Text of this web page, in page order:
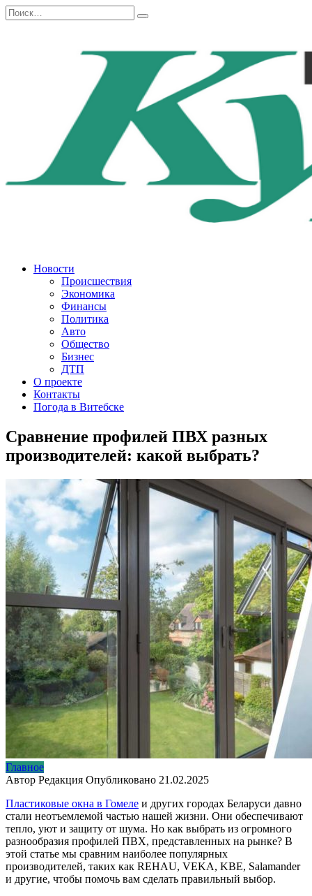
Перейти
к
Search
for:
Новости
Происшествия
Экономика
Финансы
Политика
Авто
Общество
Бизнес
ДТП
О проекте
Контакты
Погода в Витебске
Сравнение профилей ПВХ разных
производителей: какой выбрать?
Главное
Автор Редакция Опубликовано 21.02.2025
Пластиковые окна в Гомеле и других городах Беларуси давно
стали неотъемлемой частью нашей жизни. Они обеспечивают
тепло, уют и защиту от шума. Но как выбрать из огромного
разнообразия профилей ПВХ, представленных на рынке? В
этой статье мы сравним наиболее популярных
производителей, таких как REHAU, VEKA, KBE, Salamander
и другие, чтобы помочь вам сделать правильный выбор.